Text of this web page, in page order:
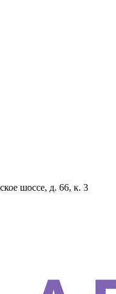
шоссе, д. 66, к. 3